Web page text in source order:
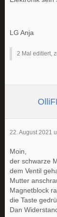
LG Anja
2 Mal editiert,
22. August 2021
Moin,
der schwarze
dem Ventil
Mutter
Magnetblock
die Taste
Dan